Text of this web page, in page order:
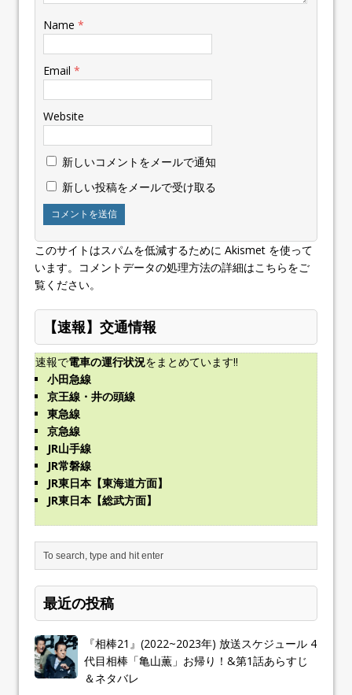
Name *
Email *
Website
新しいコメントをメールで通知
新しい投稿をメールで受け取る
このサイトはスパムを低減するために Akismet を使って
います。 コメントデータの処理方法の詳細はこちらをご
覧ください。
【速報】交通情報
速報で電車の運行状況をまとめています!!
小田急線
京王線・井の頭線
東急線
京急線
JR山手線
JR常磐線
JR東日本【東海道方面】
JR東日本【総武方面】
最近の投稿
『相棒21』(2022~2023年) 放送スケジュール 4
代目相棒「亀山薫」お帰り！&第1話あらすじ
＆ネタバレ